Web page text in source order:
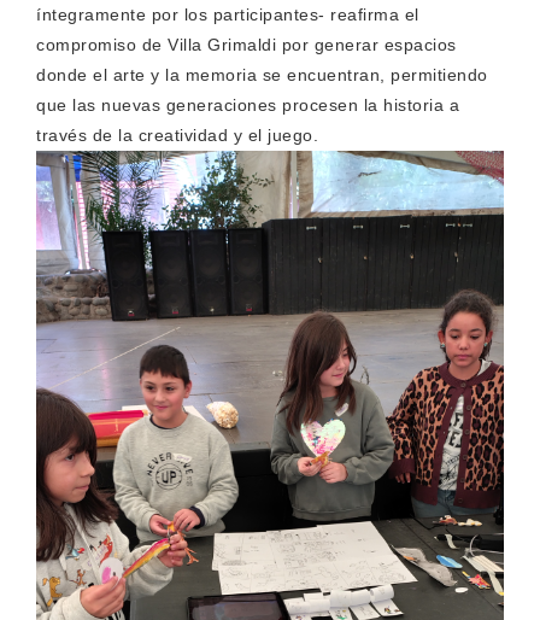
íntegramente por los participantes- reafirma el
compromiso de Villa Grimaldi por generar espacios
donde el arte y la memoria se encuentran, permitiendo
que las nuevas generaciones procesen la historia a
través de la creatividad y el juego.